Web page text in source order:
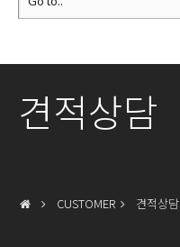
견적상담
CUSTOMER 견적상담